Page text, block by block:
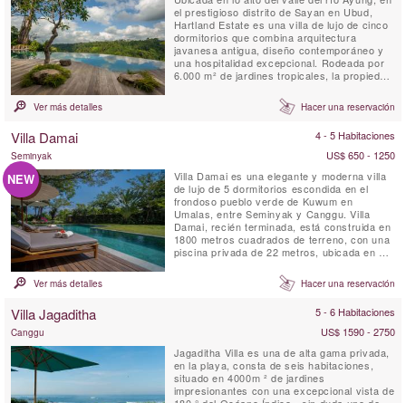
el prestigioso distrito de Sayan en Ubud,
Hartland Estate es una villa de lujo de cinco
dormitorios que combina arquitectura
javanesa antigua, diseño contemporáneo y
una hospitalidad excepcional. Rodeada por
6.000 m² de jardines tropicales, la propiedad
de agua salada de 26 metros alimentada por
un manantial natural, vistas panorámicas al
Ver más detalles Hacer una reservación
Villa Damai 4 - 5 Habitaciones
Seminyak US$ 650 - 1250
NEW
Villa Damai es una elegante y moderna villa
de lujo de 5 dormitorios escondida en el
frondoso pueblo verde de Kuwum en
Umalas, entre Seminyak y Canggu. Villa
Damai, recién terminada, está construida en
1800 metros cuadrados de terreno, con una
piscina privada de 22 metros, ubicada en un
tropicales con vistas a los arrozales
naturales. Esta idílica villa de Bali ofrece a
Ver más detalles Hacer una reservación
Villa Jagaditha 5 - 6 Habitaciones
Canggu
US$ 1590 - 2750
Jagaditha Villa es una de alta gama privada,
en la playa, consta de seis habitaciones,
situado en 4000m ² de jardines
impresionantes con una excepcional vista de